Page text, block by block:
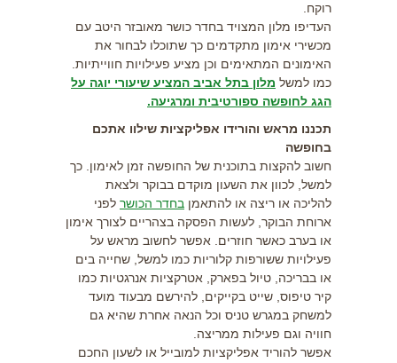
רוקח.
העדיפו מלון המצויד בחדר כושר מאובזר היטב עם
מכשירי אימון מתקדמים כך שתוכלו לבחור את
האימונים המתאימים וכן מציע פעילויות חווייתיות.
כמו למשל מלון בתל אביב המציע שיעורי יוגה על
הגג לחופשה ספורטיבית ומרגיעה.
תכננו מראש והורידו אפליקציות שילוו אתכם
בחופשה
חשוב להקצות בתוכנית של החופשה זמן לאימון. כך
למשל, לכוון את השעון מוקדם בבוקר ולצאת
להליכה או ריצה או להתאמן בחדר הכושר לפני
ארוחת הבוקר, לעשות הפסקה בצהריים לצורך אימון
או בערב כאשר חוזרים. אפשר לחשוב מראש על
פעילויות ששורפות קלוריות כמו למשל, שחייה בים
או בבריכה, טיול בפארק, אטרקציות אנרגטיות כמו
קיר טיפוס, שייט בקייקים, להירשם מבעוד מועד
למשחק במגרש טניס וכל הנאה אחרת שהיא גם
חוויה וגם פעילות ממריצה.
אפשר להוריד אפליקציות למובייל או לשעון החכם